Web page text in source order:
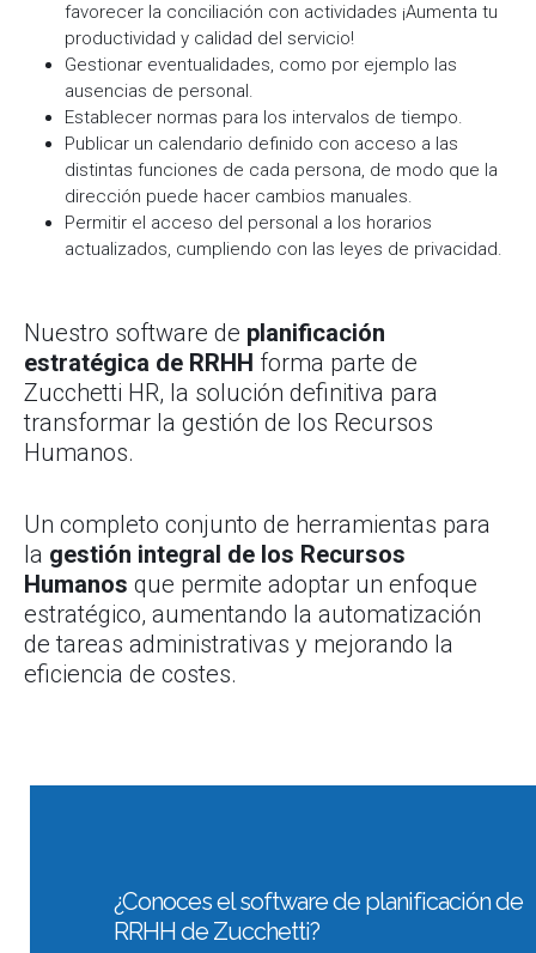
favorecer la conciliación con actividades ¡Aumenta tu
productividad y calidad del servicio!
Gestionar eventualidades, como por ejemplo las
ausencias de personal.
Establecer normas para los intervalos de tiempo.
Publicar un calendario definido con acceso a las
distintas funciones de cada persona, de modo que la
dirección puede hacer cambios manuales.
Permitir el acceso del personal a los horarios
actualizados, cumpliendo con las leyes de privacidad.
Nuestro software de planificación
estratégica de RRHH forma parte de
Zucchetti HR, la solución definitiva para
transformar la gestión de los Recursos
Humanos.
Un completo conjunto de herramientas para
la gestión integral de los Recursos
Humanos que permite adoptar un enfoque
estratégico, aumentando la automatización
de tareas administrativas y mejorando la
eficiencia de costes.
¿Conoces el software de planificación de
RRHH de Zucchetti?